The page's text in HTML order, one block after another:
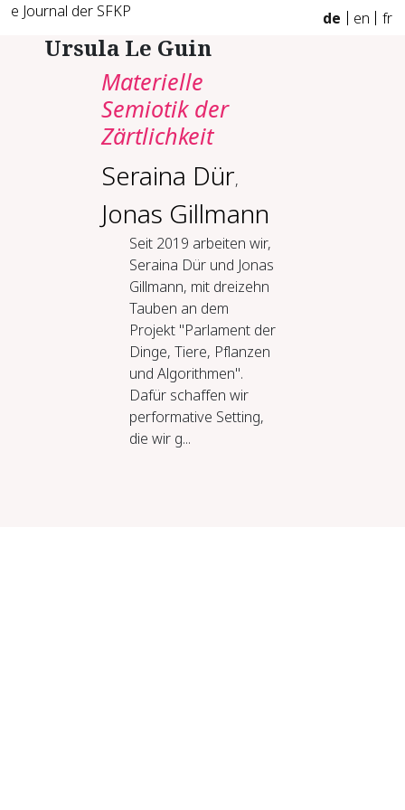
e Journal der SFKP de en fr
Ursula Le Guin
Materielle
Semiotik der
Zärtlichkeit
Seraina Dür,
Jonas Gillmann
Seit 2019 arbeiten wir,
Seraina Dür und Jonas
Gillmann, mit dreizehn
Tauben an dem
Projekt "Parlament der
Dinge, Tiere, Pflanzen
und Algorithmen".
Dafür schaffen wir
performative Setting,
die wir g...